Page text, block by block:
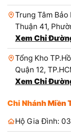
Trung Tâm
Thuận 41,
Xem Chỉ
Tổng Kho
Quận 12,
Xem Chỉ
Chi Nhánh Miền
Hộ Gia Đình: